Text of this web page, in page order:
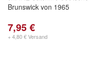
Brunswick von 1965
7,95 €
+ 4,80 € Versand